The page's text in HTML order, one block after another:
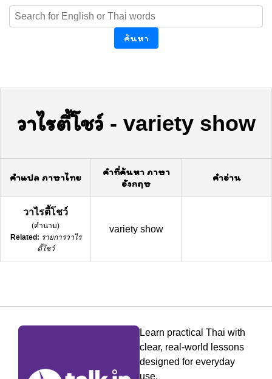
ค้นหา
วาไรตี้โชว์- variety show
คำแปล ภาษาไทย
คำที่ค้นหา ภาษา
อังกฤษ
คำอ่าน
วาไรตี้โชว์
(คำนาม)
Related: รายการวาไร
ตี้โชว์
variety show
Learn practical Thai with
clear, real-world lessons
designed for everyday
use.